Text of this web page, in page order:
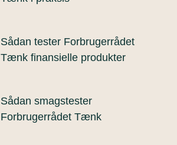
Sådan tester Forbrugerrådet
Tænk finansielle produkter
Sådan smagstester
Forbrugerrådet Tænk